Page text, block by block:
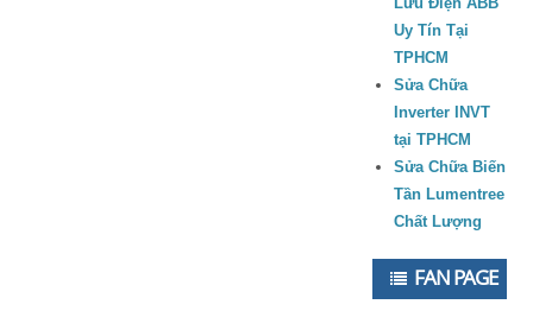
Uy Tín Tại
TPHCM
Sửa Chữa
Inverter INVT
tại TPHCM
Sửa Chữa Biến
Tần Lumentree
Chất Lượng
FAN PAGE